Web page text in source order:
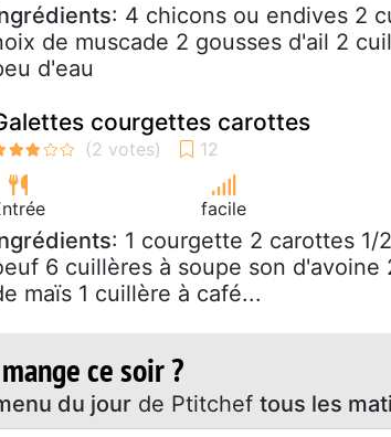
: 4 chicons ou endives 2
de muscade 2 gousses d'ail 2
d'eau
courgettes carottes
facile
: 1 courgette 2 carottes 1/
6 cuillères à soupe son
maïs 1 cuillère à café...
ce soir ?
du jour de Ptitchef tous les